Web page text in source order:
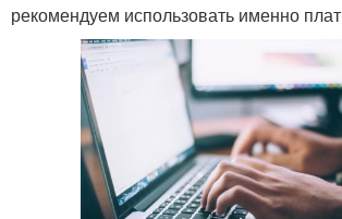
рекомендуем использовать именно